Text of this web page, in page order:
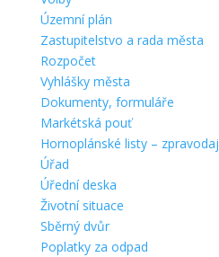
Územní plán
Zastupitelstvo a rada města
Rozpočet
Vyhlášky města
Dokumenty, formuláře
Markétská pouť
Hornoplánské listy – zpravodaj
Úřad
Úřední deska
Životní situace
Sběrný dvůr
Poplatky za odpad